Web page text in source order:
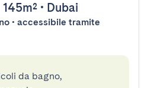
• Dubai
• accessibile tramite
da bagno,